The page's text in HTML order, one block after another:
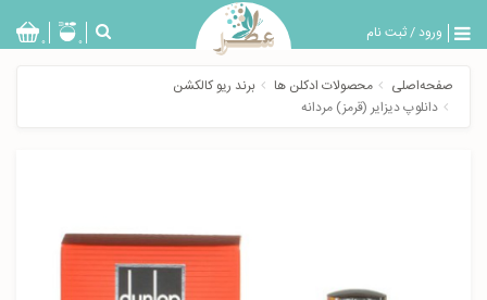
ورود/ثبت نام
بازگشت
0 0
صفحه‌اصلی محصولات ادکلن ها
برند ریو کالکشن
دانلوپ دیزایر (قرمز) مردانه